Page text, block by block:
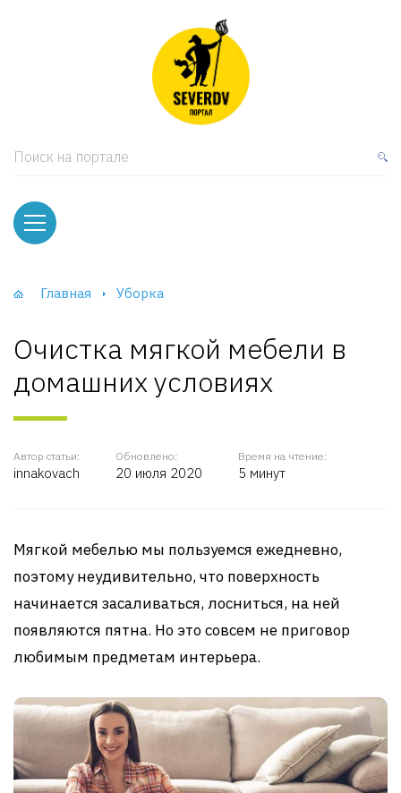
Поиск на портале
Главная Уборка
Очистка мягкой мебели в
домашних условиях
Автор статьи:
innakovach
Обновлено:
20 июля 2020
Время на чтение:
5 минут
Мягкой мебелью мы пользуемся ежедневно,
поэтому неудивительно, что поверхность
начинается засаливаться, лосниться, на ней
появляются пятна. Но это совсем не приговор
любимым предметам интерьера.
и тумбы